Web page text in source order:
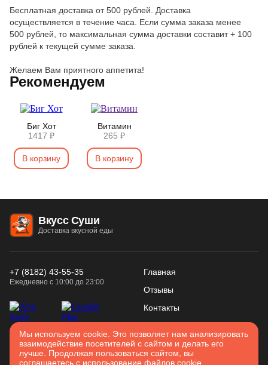
Использование
cookies
Мы используем cookie. Это позволяет нам анализировать
взаимодействие посетителей с сайтом и делать его
лучше. Продолжая пользоваться сайтом, вы
соглашаетесь с использование файлов cookie
Бесплатная доставка от 500 рублей. Доставка
осуществляется в течение часа. Если сумма заказа менее
500 рублей, то максимальная сумма доставки составит + 100
рублей к текущей сумме заказа.
Желаем Вам приятного аппетита!
Рекомендуем
Биг Хот
1417 ₽
В корзину
Витамин
265 ₽
В корзину
Вкусс Суши
Доставка вкусной еды
+7 (8182) 43-55-35
Ежедневно с 10:00 до 23:00
Войти
Главная
Отзывы
Контакты
Соглашение
Карта сайта